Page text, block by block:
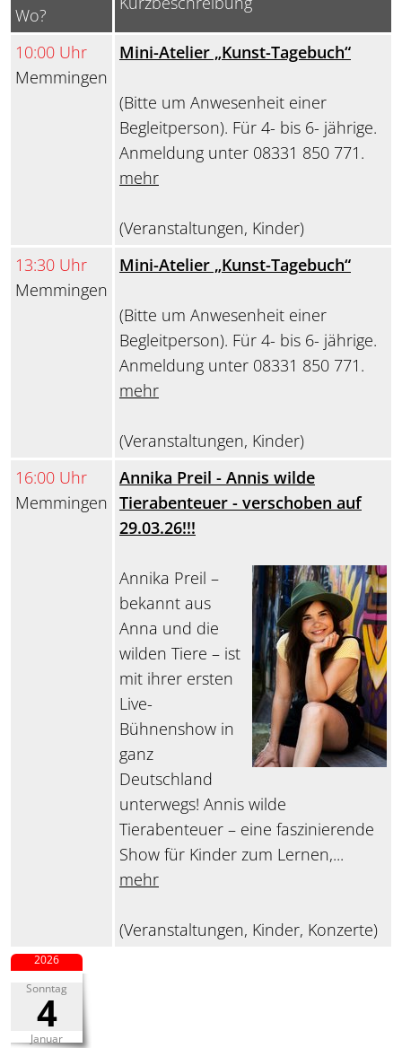
Wo?
10:00 Uhr
Memmingen
Mini-Atelier „Kunst-Tagebuch“
(Bitte um Anwesenheit einer
Begleitperson). Für 4- bis 6- jährige.
Anmeldung unter 08331 850 771.
mehr
(Veranstaltungen, Kinder)
13:30 Uhr
Memmingen
Mini-Atelier „Kunst-Tagebuch“
(Bitte um Anwesenheit einer
Begleitperson). Für 4- bis 6- jährige.
Anmeldung unter 08331 850 771.
mehr
(Veranstaltungen, Kinder)
16:00 Uhr
Memmingen
Annika Preil - Annis wilde
Tierabenteuer - verschoben auf
29.03.26!!!
Annika Preil –
bekannt aus
Anna und die
wilden Tiere – ist
mit ihrer ersten
Live-
Bühnenshow in
ganz
Deutschland
unterwegs! Annis wilde
Tierabenteuer – eine faszinierende
Show für Kinder zum Lernen,...
mehr
(Veranstaltungen, Kinder, Konzerte)
Sonntag
4
Januar
2026